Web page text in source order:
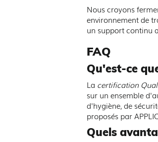
Nous croyons
environnement de
un support continu
FAQ
Qu'est-ce
La certification
sur un ensemble
d'hygiène, de
proposés par
Quels